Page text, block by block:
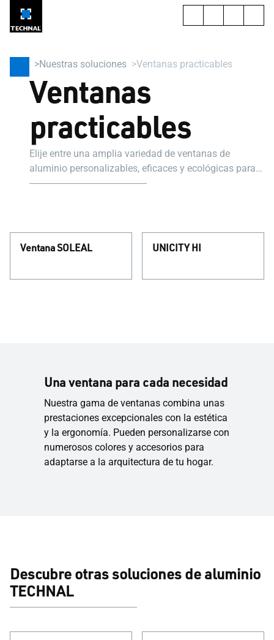
Nuestras soluciones Ventanas practicables
Ventanas
practicables
Elije entre una amplia variedad de ventanas de
aluminio personalizables, eficaces y ecológicas para
realzar la arquitectura de tu hogar, ya sea en obra
Ventana SOLEAL UNICITY HI
Una ventana para cada necesidad
Nuestra gama de ventanas combina unas
prestaciones excepcionales con la estética
y la ergonomía. Pueden personalizarse con
numerosos colores y accesorios para
adaptarse a la arquitectura de tu hogar.
Descubre otras soluciones de aluminio
TECHNAL